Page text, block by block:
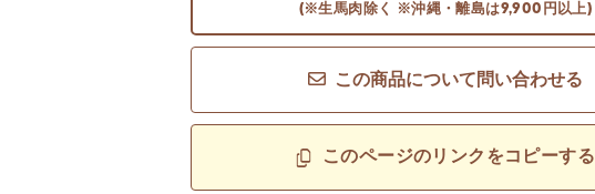
(※生馬肉除く ※沖縄・離島は9,900円以上)
この商品について問い合わせる
このページのリンクをコピーする